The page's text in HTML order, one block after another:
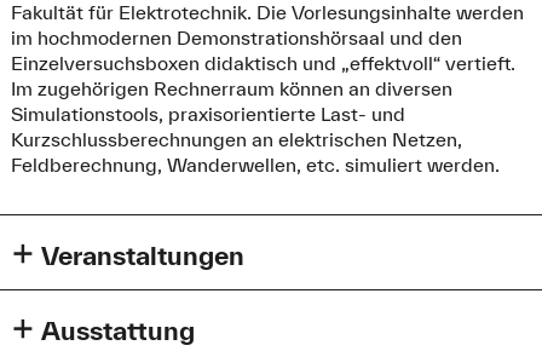
Fakultät für Elektrotechnik. Die Vorlesungsinhalte werden
im hochmodernen Demonstrationshörsaal und den
Einzelversuchsboxen didaktisch und „effektvoll“ vertieft.
Im zugehörigen Rechnerraum können an diversen
Simulationstools, praxisorientierte Last- und
Kurzschlussberechnungen an elektrischen Netzen,
Feldberechnung, Wanderwellen, etc. simuliert werden.
Veranstaltungen
Praktikum Hochspannungstechnik
Ausstattung